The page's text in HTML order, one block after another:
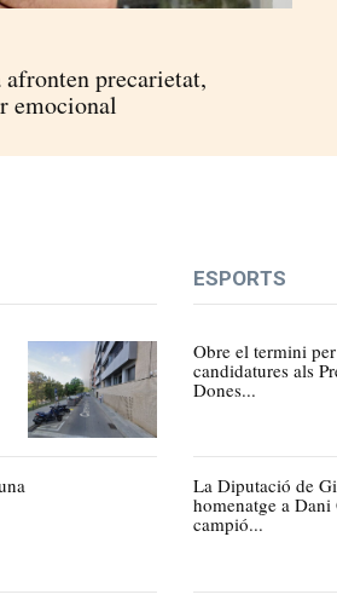
afronten precarietat,
emocional
ESPORTS
Obre el termini
candidatures als
Dones...
La Diputació de
homenatge a Dani
campió...